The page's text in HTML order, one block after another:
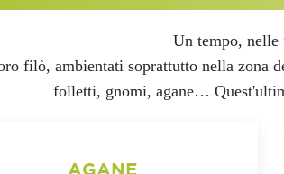
Un tempo,
filò, ambientati soprattutto nella zona
folletti, gnomi, agane…
AGANE